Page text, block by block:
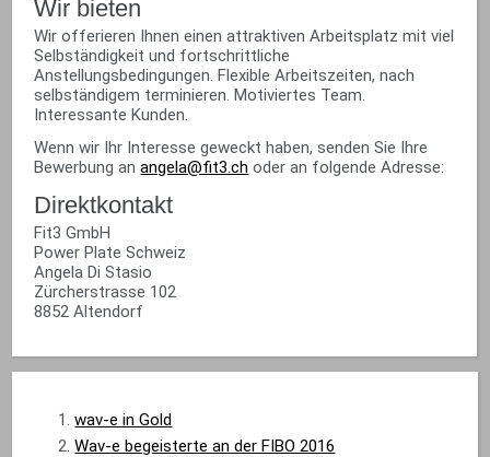
Wir bieten
Wir offerieren Ihnen einen attraktiven Arbeitsplatz mit viel
Selbständigkeit und fortschrittliche
Anstellungsbedingungen. Flexible Arbeitszeiten, nach
selbständigem terminieren. Motiviertes Team.
Interessante Kunden.
Wenn wir Ihr Interesse geweckt haben, senden Sie Ihre
Bewerbung anangela@fit3.ch oder an folgende Adresse:
Direktkontakt
Fit3 GmbH
Power Plate Schweiz
Angela Di Stasio
Zürcherstrasse 102
8852 Altendorf
wav-e in Gold
Wav-e begeisterte an der FIBO 2016